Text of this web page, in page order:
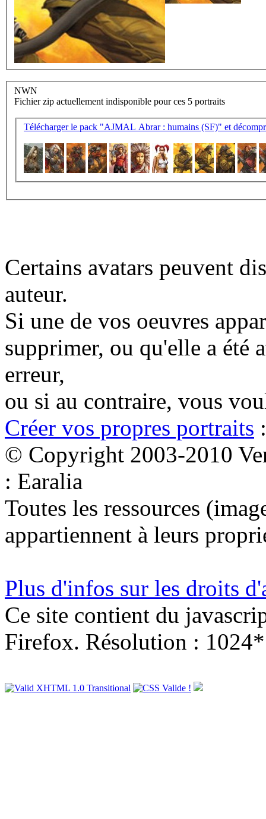
NWN
Fichier zip actuellement indisponible pour ces 5 portraits
Télécharger le pack "AJMAL Abrar : humains (SF)" et
Certains avatars peuvent
auteur.
Si une de vos oeuvres
supprimer, ou qu'elle a été
erreur,
ou si au contraire, vous
Créer vos propres portraits
© Copyright 2003-2010
: Earalia
Toutes les ressources
appartiennent à leurs
Plus d'infos sur les droits
Ce site contient du
Firefox. Résolution :